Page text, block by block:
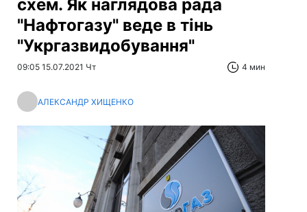
схем. Як наглядова рада
"Нафтогазу" веде в тінь
"Укргазвидобування"
09:05 15.07.2021 Чт 4 мин
АЛЕКСАНДР ХИЩЕНКО